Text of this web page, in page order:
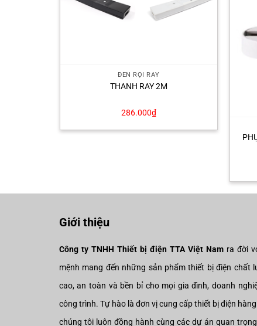
ĐÈN RỌI RAY
THANH RAY 2M
286.000₫
Giới thiệu
Công ty TNHH Thiết bị điện TTA Việt Nam ra đời
mệnh mang đến những sản phẩm thiết bị điện chất
cao, an toàn và bền bỉ cho mọi gia đình, doanh
công trình. Tự hào là đơn vị cung cấp thiết bị điện
chúng tôi luôn đồng hành cùng các dự án quan